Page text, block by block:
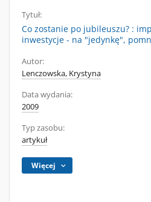
Tytuł:
Co zostanie po jubileuszu? :
inwestycje - na "jedynkę",
Autor:
Lenczowska, Krystyna
Data wydania:
2009
Typ zasobu:
artykuł
Więcej